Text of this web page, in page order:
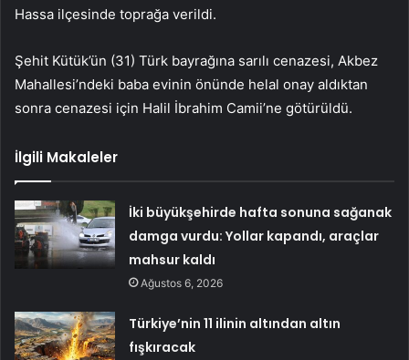
Hassa ilçesinde toprağa verildi.
Şehit Kütük’ün (31) Türk bayrağına sarılı cenazesi, Akbez
Mahallesi’ndeki baba evinin önünde helal onay aldıktan
sonra cenazesi için Halil İbrahim Camii’ne götürüldü.
İlgili Makaleler
İki büyükşehirde hafta sonuna sağanak
damga vurdu: Yollar kapandı, araçlar
mahsur kaldı
Ağustos 6, 2026
Türkiye’nin 11 ilinin altından altın
fışkıracak